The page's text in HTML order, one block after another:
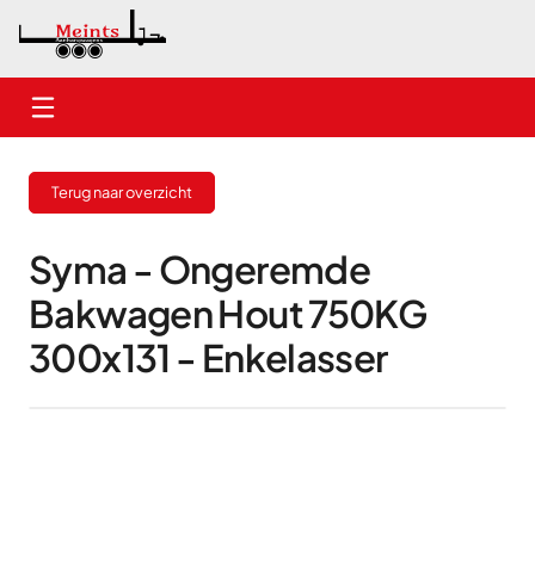
Nieuwe aanhangwagens
Gebruikte aanhangwagens
Verhuur
Onderhoud
Terug naar overzicht
Syma - Ongeremde
Bakwagen Hout 750KG
300x131 - Enkelasser